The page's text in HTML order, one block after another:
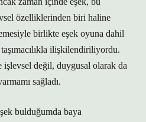
özelliklerinden biri haline
birlikte eşek oyuna dahil
ilişkilendiriliyordu.
işlevsel değil, duygusal olarak da
sağladı.
bulduğumda baya